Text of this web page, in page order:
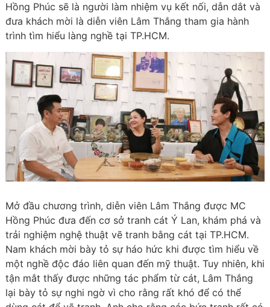
Hồng Phúc sẽ là người làm nhiệm vụ kết nối, dẫn dắt và
đưa khách mời là diễn viên Lâm Thắng tham gia hành
trình tìm hiểu làng nghề tại TP.HCM.
Mở đầu chương trình, diễn viên Lâm Thắng được MC
Hồng Phúc đưa đến cơ sở tranh cát Ý Lan, khám phá và
trải nghiệm nghệ thuật vẽ tranh bằng cát tại TP.HCM.
Nam khách mời bày tỏ sự háo hức khi được tìm hiểu về
một nghề độc đáo liên quan đến mỹ thuật. Tuy nhiên, khi
tận mắt thấy được những tác phẩm từ cát, Lâm Thắng
lại bày tỏ sự nghi ngờ vì cho rằng rất khó để có thể